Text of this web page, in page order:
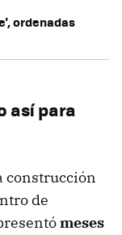
ordenadas
así para
construcción
de
meses